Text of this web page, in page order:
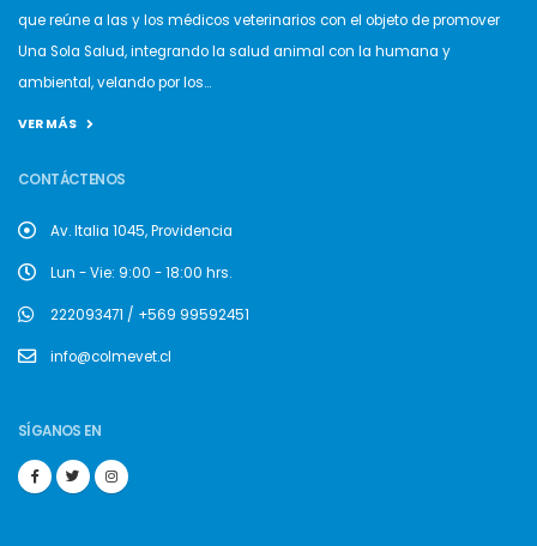
que reúne a las y los médicos veterinarios con el objeto de promover
Una Sola Salud, integrando la salud animal con la humana y
ambiental, velando por los...
VER MÁS
CONTÁCTENOS
Av. Italia 1045, Providencia
Lun - Vie: 9:00 - 18:00 hrs.
222093471 / +569 99592451
info@colmevet.cl
SÍGANOS EN